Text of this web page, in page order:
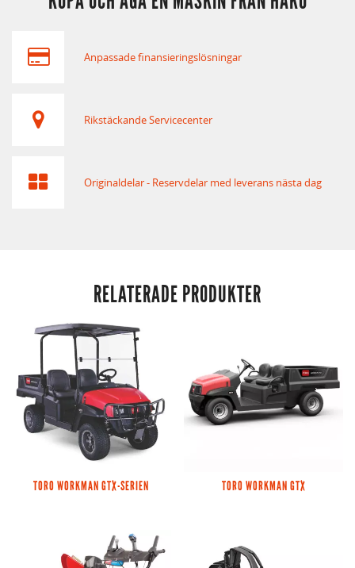
Anpassade finansieringslösningar
Rikstäckande Servicecenter
Originaldelar - Reservdelar med leverans nästa dag
RELATERADE PRODUKTER
TORO WORKMAN GTX-SERIEN TORO WORKMAN GTX